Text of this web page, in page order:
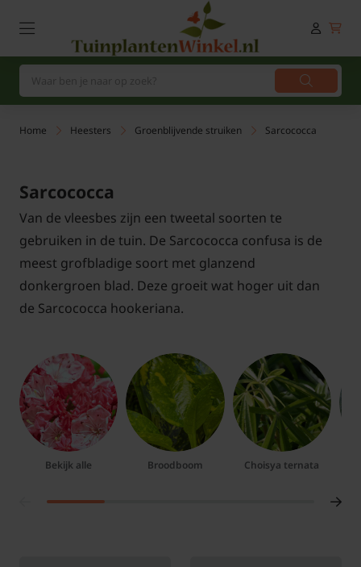
Home Heesters Groenblijvende struiken Sarcococca
Sarcococca
Van de vleesbes zijn een tweetal soorten te
gebruiken in de tuin. De Sarcococca confusa is de
meest grofbladige soort met glanzend
donkergroen blad. Deze groeit wat hoger uit dan
de Sarcococca hookeriana.
Bekijk alle Broodboom Choisya ternata